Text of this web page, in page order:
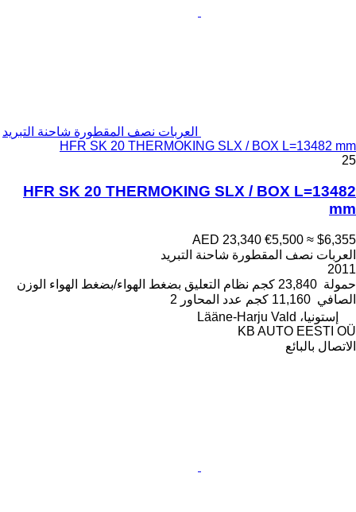
العربات نصف المقطورة شاحنة التبريد
HFR SK 20 THERMOKING SLX / BOX L=13482 mm
25
HFR SK 20 THERMOKING SLX / BOX L=13482
mm
AED 23,340 €5,500 ≈ $6,355
العربات نصف المقطورة شاحنة التبريد
2011
حمولة 23,840 كجم نظام التعليق بضغط الهواء/بضغط الهواء الوزن
الصافي 11,160 كجم عدد المحاور 2
إستونيا، Lääne-Harju Vald
KB AUTO EESTI OÜ
الاتصال بالبائع